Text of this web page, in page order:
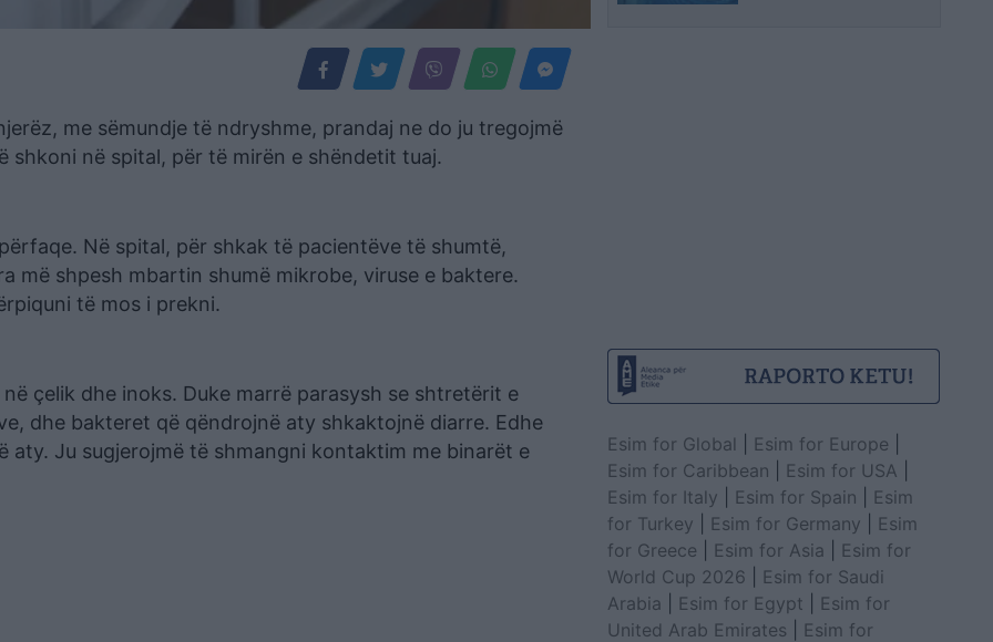
me sëmundje të ndryshme, prandaj ne do ju tregojmë
shkoni në spital, për të mirën e shëndetit tuaj.
Në spital, për shkak të pacientëve të shumtë,
më shpesh mbartin shumë mikrobe, viruse e baktere.
të mos i prekni.
çelik dhe inoks. Duke marrë parasysh se shtretërit e
dhe bakteret që qëndrojnë aty shkaktojnë diarre. Edhe
Ju sugjerojmë të shmangni kontaktim me binarët e
Esim for Global Esim for Europe
Esim for Caribbean
Esim for USA
Esim for Italy
Esim for Spain
Esim
for Turkey
Esim for Germany
Esim
for Greece
Esim for Asia
Esim for
World Cup 2026
Esim for Saudi
Arabia
Esim for Egypt
Esim for
United Arab Emirates
Esim for